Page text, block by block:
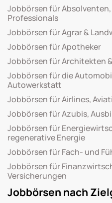
Jobbörsen für
Professionals
Jobbörsen für Agrar &
Jobbörsen für Apotheker
Jobbörsen für Architekten
Jobbörsen für die
Autowerkstatt
Jobbörsen für Airlines,
Jobbörsen für Azubis,
Jobbörsen für
regenerative Energie
Jobbörsen für Fach- und
Jobbörsen für
Versicherungen
Jobbörsen nach